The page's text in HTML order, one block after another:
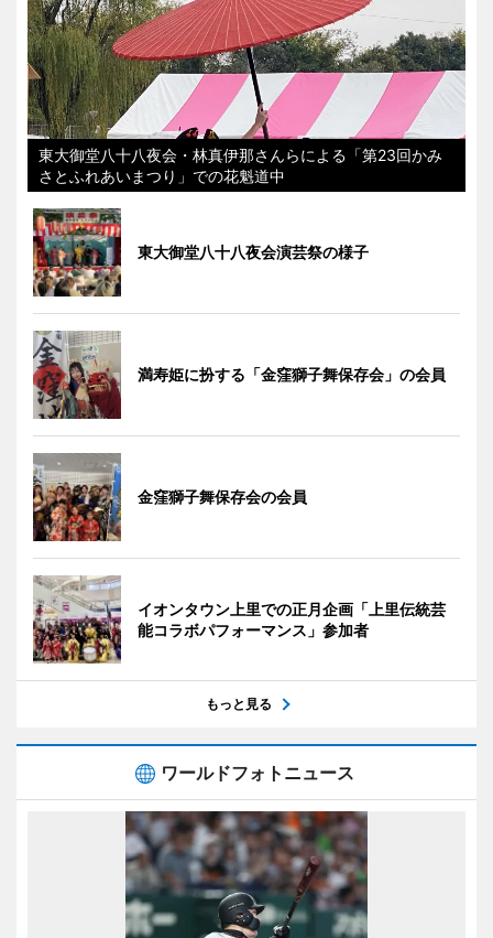
東大御堂八十八夜会・林真伊那さんらによる「第23回かみ
さとふれあいまつり」での花魁道中
東大御堂八十八夜会演芸祭の様子
満寿姫に扮する「金窪獅子舞保存会」の会員
金窪獅子舞保存会の会員
イオンタウン上里での正月企画「上里伝統芸
能コラボパフォーマンス」参加者
もっと見る
ワールドフォトニュース